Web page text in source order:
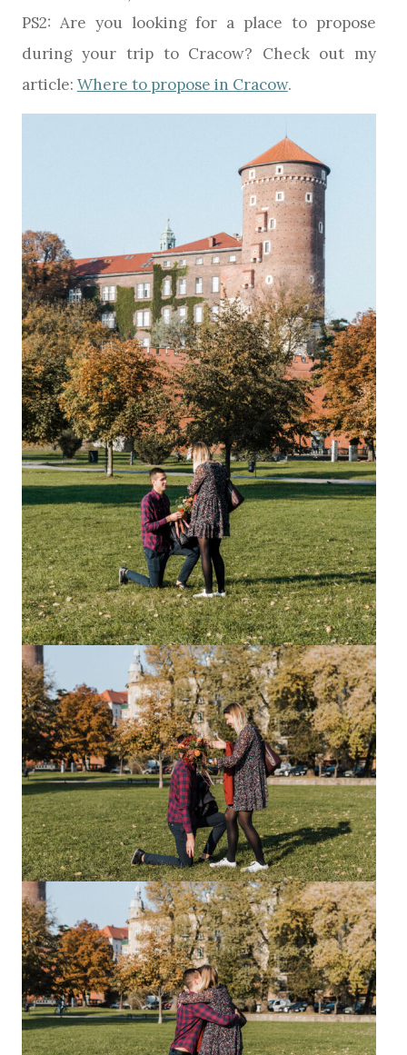
PS2: Are you looking for a place to propose
during your trip to Cracow? Check out my
article: Where to propose in Cracow.